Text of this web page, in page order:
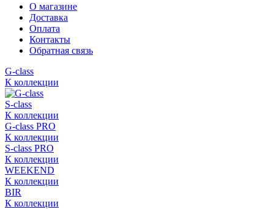
О магазине
Доставка
Оплата
Контакты
Обратная связь
G-class
К коллекции
S-class
К коллекции
G-class PRO
К коллекции
S-class PRO
К коллекции
WEEKEND
К коллекции
BIR
К коллекции